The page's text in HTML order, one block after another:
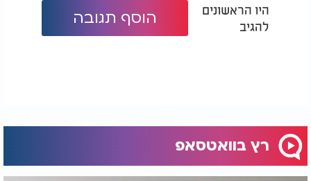
היו הראשונים
להגיב
הוסף תגובה
רץ בוואטסאפ